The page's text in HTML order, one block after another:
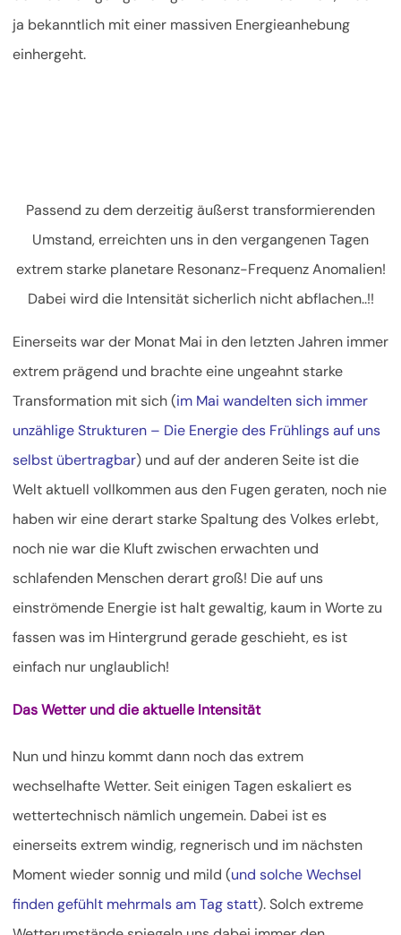
ja bekanntlich mit einer massiven Energieanhebung
einhergeht.
Passend zu dem derzeitig äußerst transformierenden
Umstand, erreichten uns in den vergangenen Tagen
extrem starke planetare Resonanz-Frequenz Anomalien!
Dabei wird die Intensität sicherlich nicht abflachen..!!
Einerseits war der Monat Mai in den letzten Jahren immer
extrem prägend und brachte eine ungeahnt starke
Transformation mit sich (im Mai wandelten sich immer
unzählige Strukturen – Die Energie des Frühlings auf uns
selbst übertragbar) und auf der anderen Seite ist die
Welt aktuell vollkommen aus den Fugen geraten, noch nie
haben wir eine derart starke Spaltung des Volkes erlebt,
noch nie war die Kluft zwischen erwachten und
schlafenden Menschen derart groß! Die auf uns
einströmende Energie ist halt gewaltig, kaum in Worte zu
fassen was im Hintergrund gerade geschieht, es ist
einfach nur unglaublich!
Das Wetter und die aktuelle Intensität
Nun und hinzu kommt dann noch das extrem
wechselhafte Wetter. Seit einigen Tagen eskaliert es
wettertechnisch nämlich ungemein. Dabei ist es
einerseits extrem windig, regnerisch und im nächsten
Moment wieder sonnig und mild (und solche Wechsel
finden gefühlt mehrmals am Tag statt). Solch extreme